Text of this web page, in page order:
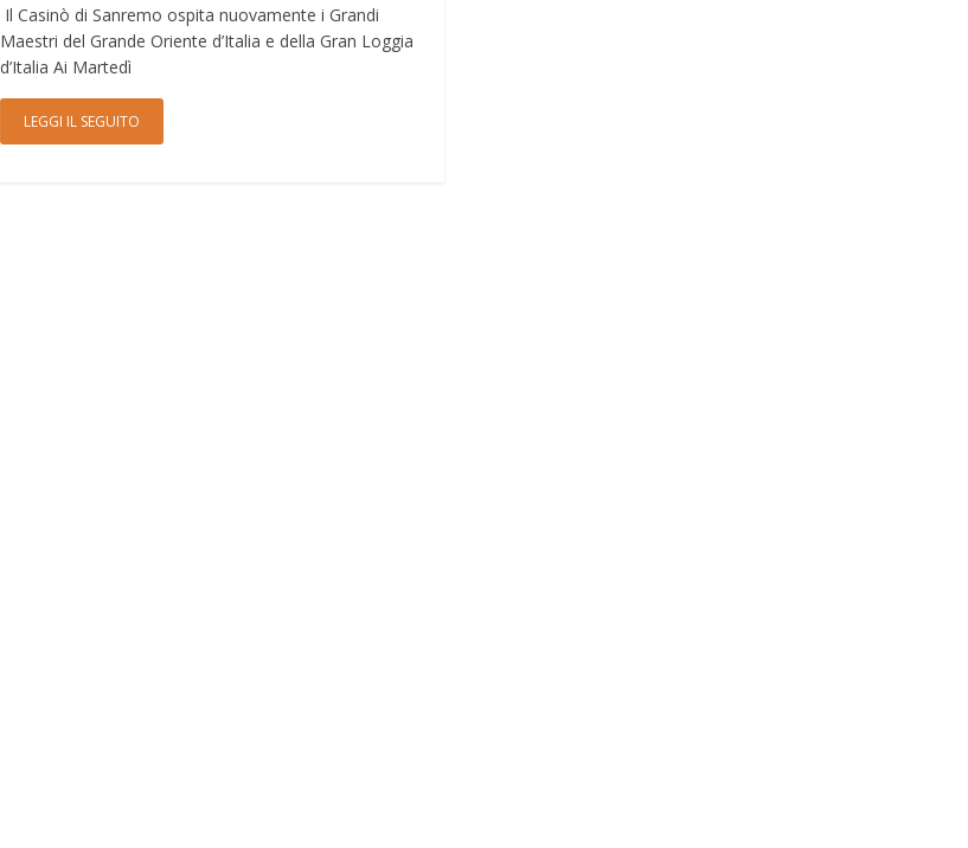
Il Casinò di Sanremo ospita nuovamente i Grandi
Maestri del Grande Oriente d’Italia e della Gran Loggia
d’Italia Ai Martedì
LEGGI IL SEGUITO